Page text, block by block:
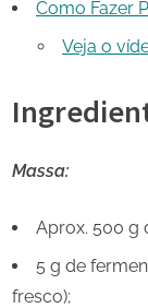
Como Fazer
Veja o
Massa:
Aprox. 500 g
5 g de
fresco);